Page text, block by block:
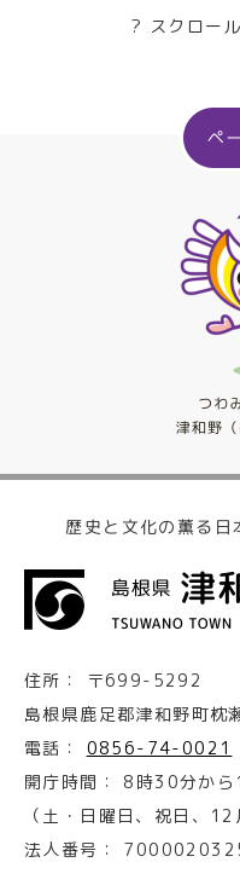
? スクロー
歴史と文化の薫る日
住所：
〒699-5292
島根県鹿足郡津和野町
電話：
0856-74-0021
開庁時間：
8時30分か
（土・日曜日、祝日、
法人番号：